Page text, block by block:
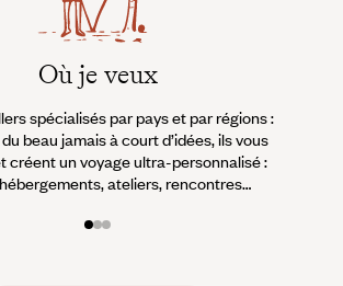
Où je veux
spécialisés par pays et par régions :
beau jamais à court d’idées, ils vous
créent un voyage ultra-personnalisé :
ateliers, rencontres…